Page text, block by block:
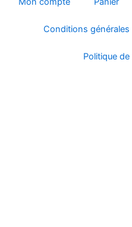
Conditions générales
Politique